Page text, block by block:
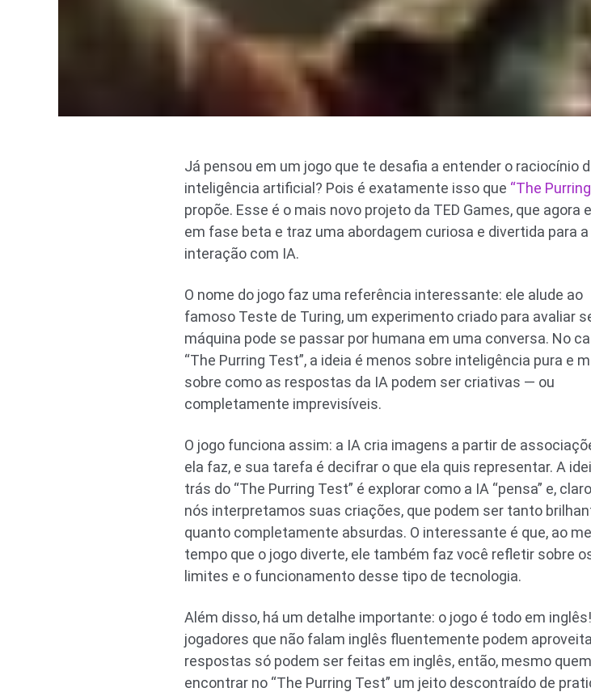
Já pensou em um jogo que te desafia a entender o raciocínio
inteligência artificial? Pois é exatamente isso que “The
propõe. Esse é o mais novo projeto da TED Games, que agora
em fase beta e traz uma abordagem curiosa e divertida para a
interação com IA.
O nome do jogo faz uma referência interessante: ele alude ao
famoso Teste de Turing, um experimento criado para avaliar
máquina pode se passar por humana em uma conversa. No
“The Purring Test”, a ideia é menos sobre inteligência pura e
sobre como as respostas da IA podem ser criativas — ou
completamente imprevisíveis.
O jogo funciona assim: a IA cria imagens a partir de
ela faz, e sua tarefa é decifrar o que ela quis representar. A
trás do “The Purring Test” é explorar como a IA “pensa” e,
nós interpretamos suas criações, que podem ser tanto
quanto completamente absurdas. O interessante é que, ao
tempo que o jogo diverte, ele também faz você refletir sobre
limites e o funcionamento desse tipo de tecnologia.
Além disso, há um detalhe importante: o jogo é todo em
jogadores que não falam inglês fluentemente podem
respostas só podem ser feitas em inglês, então, mesmo
encontrar no “The Purring Test” um jeito descontraído de